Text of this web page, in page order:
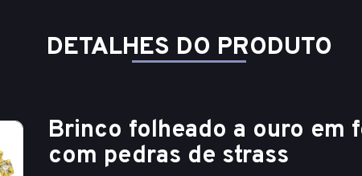
DETALHES DO PRODUTO
Brinco folheado a ouro em
com pedras de strass